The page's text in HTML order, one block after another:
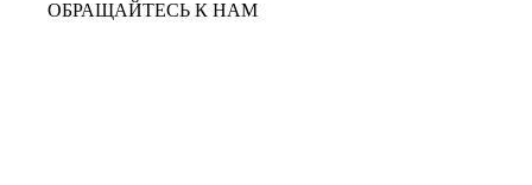
ОБРАЩАЙТЕСЬ К НАМ